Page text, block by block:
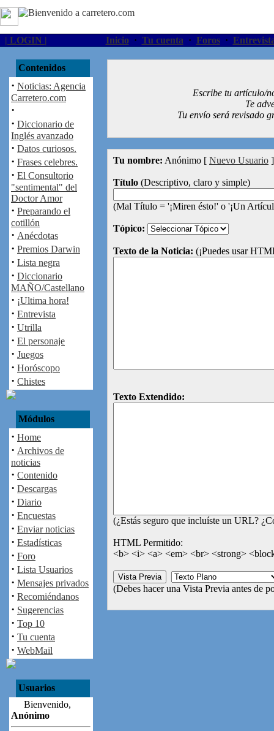
| LOGIN | Inicio· Tu cuenta · Foros·
Contenidos
· Noticias: Agencia
Carretero.com
·
· Diccionario de
Inglés avanzado
· Datos curiosos.
· Frases celebres.
· El Consultorio
"sentimental" del
Doctor Amor
· Preparando el
cotillón
· Anécdotas
· Premios Darwin
· Lista negra
· Diccionario
MAÑO/Castellano
· ¡Ultima hora!
· Entrevista
· Utrilla
· El personaje
· Juegos
· Horóscopo
· Chistes
Módulos
· Home
· Archivos de
noticias
· Contenido
· Descargas
· Diario
· Encuestas
· Enviar noticias
· Estadísticas
· Foro
· Lista Usuarios
· Mensajes privados
· Recomiéndanos
· Sugerencias
· Top 10
· Tu cuenta
· WebMail
Usuarios
Bienvenido,
Anónimo
Escribe tu artículo/
Te
Tu envío será revisado
Tu nombre: Anónimo [ Nuevo Usuario ]
Título (Descriptivo, claro y simple)
(Mal Título = '¡Miren ésto!' o '¡Un
Tópico:
Texto de la Noticia: (¡Puedes usar
Texto Extendido:
(¿Estás seguro que incluíste un URL?
HTML Permitido:
<b> <i> <a> <em> <br> <strong>
(Debes hacer una Vista Previa antes de